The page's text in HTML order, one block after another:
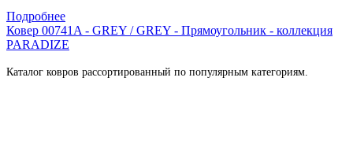
Подробнее
Ковер 00741A - GREY / GREY - Прямоугольник - коллекция
PARADIZE
Каталог ковров рассортированный по популярным категориям.